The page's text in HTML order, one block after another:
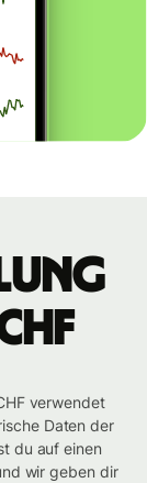
verwendet
Daten der
du auf einen
wir geben dir